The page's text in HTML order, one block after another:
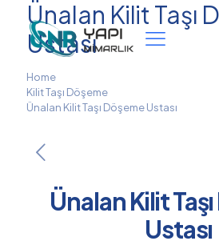
Ünalan Kilit Taşı
Ustası
Home
Kilit Taşı Döşeme
Ünalan Kilit Taşı Döşeme Ustası
Ünalan Kilit
Ustası